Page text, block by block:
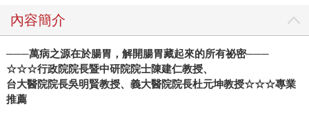
內容簡介
───萬病之源在於腸胃，解開腸胃藏起來的所有祕密───
☆☆☆行政院院長暨中研院院士陳建仁教授、
台大醫院院長吳明賢教授、義大醫院院長杜元坤教授☆☆☆專業
推薦